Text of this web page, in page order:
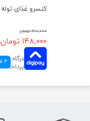
۲۱۰,۰۰۰ تومان
۱۴۸,۰۰۰ تومان
4 قسط